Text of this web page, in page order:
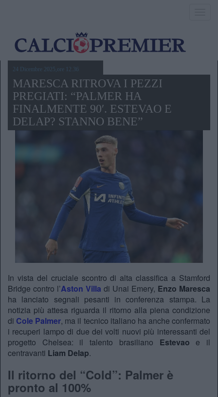
24 Dicembre 2025,ore 12.36
MARESCA RITROVA I PEZZI
PREGIATI: “PALMER HA
FINALMENTE 90′. ESTEVAO E
DELAP? STANNO BENE”
In vista del cruciale scontro di alta classifica a Stamford
Bridge contro l’Aston Villa di Unai Emery, Enzo Maresca
ha lanciato segnali pesanti in conferenza stampa. La
notizia più attesa riguarda il ritorno alla piena condizione
di Cole Palmer, ma il tecnico italiano ha anche confermato
i recuperi lampo di due dei volti nuovi più interessanti del
progetto Chelsea: il talento brasiliano Estevao e il
centravanti Liam Delap.
Il ritorno del “Cold”: Palmer è
pronto al 100%